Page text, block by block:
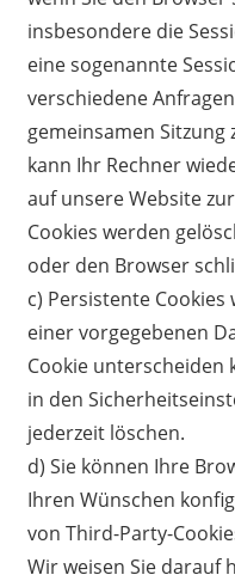
insbesondere die
eine sogenannte
verschiedene
gemeinsamen
kann Ihr Rechner
auf unsere Website
Cookies werden
oder den Browser
c) Persistente
einer vorgegebenen
Cookie unterscheiden
in den
jederzeit löschen.
d) Sie können Ihre
Ihren Wünschen
von Third-Party-
Wir weisen Sie darauf